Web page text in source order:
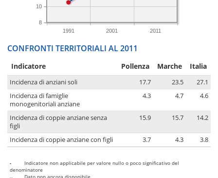
1991 2001 2011
8
10
CONFRONTI TERRITORIALI AL 2011
Indicatore Pollenza Marche Italia
Incidenza di anziani soli 17.7 23.5
27.1
Incidenza di famiglie
monogenitoriali anziane
4.3 4.7 4.6
Incidenza di coppie anziane senza
figli
15.9 15.7 14.2
Incidenza di coppie anziane con figli 3.7 4.3 3.8
-
Indicatore non applicabile per valore nullo o poco significativo del
denominatore